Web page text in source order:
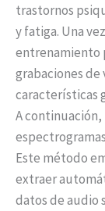
trastornos
y fatiga. Una
entrenamiento
grabaciones
características
A
Este método
extraer
datos de audio